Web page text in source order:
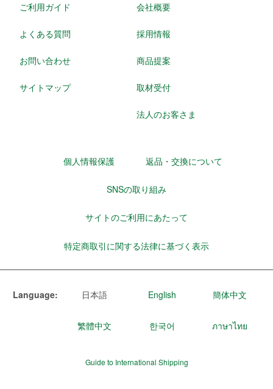
ご利用ガイド
よくある質問
お問い合わせ
サイトマップ
会社概要
採用情報
商品提案
取材受付
法人のお客さま
個人情報保護 返品・交換について
SNSの取り組み
サイトのご利用にあたって
特定商取引に関する法律に基づく表示
Language: 日本語 English 簡体中文
繁體中文 한국어 ภาษาไทย
Guide to International Shipping